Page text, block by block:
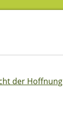
der Hoffnung